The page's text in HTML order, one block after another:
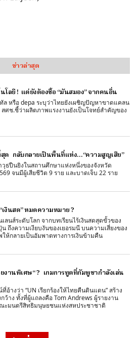
ข่าวล่าสุด
นโลยี ! แต่ยังต้องซื้อ “มันสมอง” จากคนอื่น
ล หรือ depa ระบุว่าไทยยังเผชิญปัญหาขาดแคลน
ศช.ชี้ว่าผลิตภาพแรงงานยังเป็นโจทย์สำคัญของ
สุด กลับกลายเป็นพื้นที่แห่ง…“ความสูญเสีย”
ธปืนยิงในสถานศึกษาแห่งหนึ่งของจังหวัด
นนทบุรี เมื่อวันที่ 7 สิงหาคม 2569 จนมีผู้เสียชีวิต 9 ราย และบาดเจ็บ 22 ราย
งินสด” หมดความหมาย ?
ลนส์ระดับโลก จากบทเรียนไร้เงินสดสุดขั้วของ
ถึงความเงียบงันของเยอรมนี บนความเสี่ยงของ
ให้กลายเป็นอัมพาตทางการเงินข้ามคืน
ยงานพิเศษ“ ? เกมการทูตที่กัมพูชากำลังเล่น
อ้างว่า “UN เรียกร้องให้ไทยคืนดินแดน” สร้าง
ว้าง ทั้งที่ผู้แถลงคือ Tom Andrews ผู้รายงาน
มนตรีสิทธิมนุษยชนแห่งสหประชาชาติ